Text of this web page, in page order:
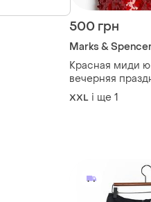
500 грн
Marks &
Красная миди
вечерняя
батал большой
XXL і ще 1